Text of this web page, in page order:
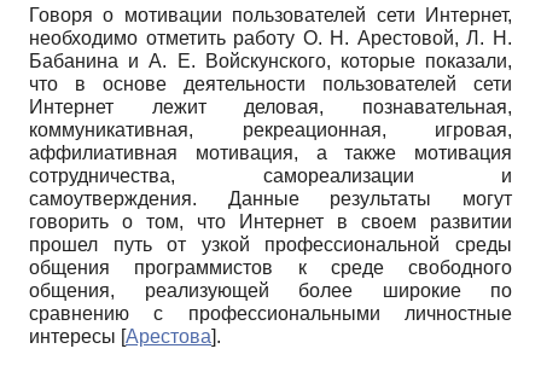
Говоря о мотивации пользователей сети Интернет,
необходимо отметить работу О. Н. Арестовой, Л. Н.
Бабанина и А. Е. Войскунского, которые показали,
что в основе деятель­ности пользователей сети
Интернет лежит деловая, познавательная,
коммуникативная, рекреационная, игровая,
аффилиативная мотивация, а также мотивация
сотрудничества, самореализации и
самоутверждения. Данные результаты могут
говорить о том, что Ин­тернет в своем развитии
прошел путь от узкой профессиональной среды
общения про­граммистов к среде свободного
общения, реализующей более широкие по
сравнению с профессиональными личностные
интересы [Арестова].